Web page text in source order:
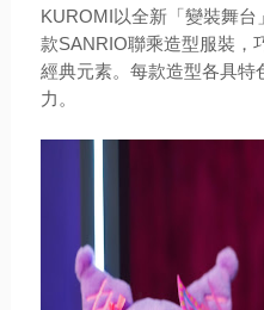
KUROMI以全新「變裝舞
款SANRIO聯乘造型服裝，
經典元素。每款造型各具
力。